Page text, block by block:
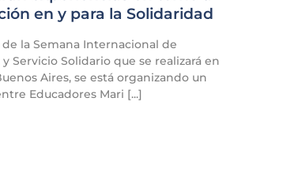
en y para la Solidaridad
la Semana Internacional de
Servicio Solidario que se realizará en
Aires, se está organizando un
Educadores Mari [...]